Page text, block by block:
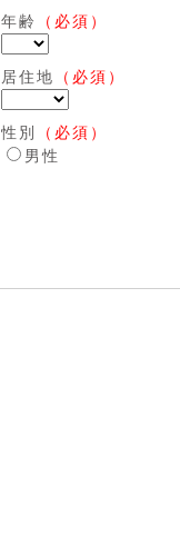
年齢 （必須）
居住地 （必須）
性別
（必須）
男性